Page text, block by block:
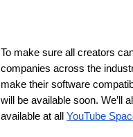
To make sure all creators
companies across the
make their software
will be available soon. We’ll
available at all YouTube